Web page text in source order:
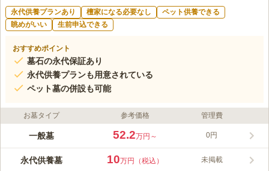
永代供養プランあり 檀家になる必要なし
ペット供養できる
眺めがいい
生前申込できる
おすすめポイント
墓石の永代保証あり
永代供養プランも用意されている
ペット墓の併設も可能
お墓タイプ 参考価格 管理費
一般墓 52.2万円～ 0円
永代供養墓 10万円（税込） 未掲載